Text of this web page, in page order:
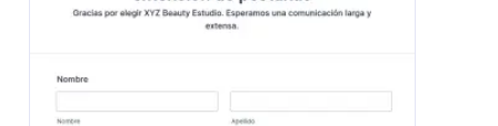
Go to Category:
Formularios de salones
Usar plantilla